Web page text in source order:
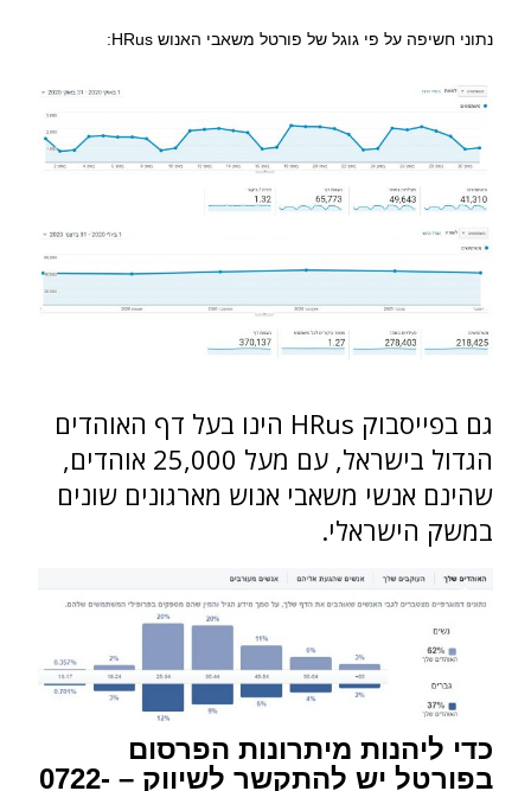
נתוני חשיפה על פי גוגל של פורטל משאבי האנוש HRus:
גם בפייסבוק HRus הינו בעל דף האוהדים
הגדול בישראל, עם מעל 25,000 אוהדים,
שהינם אנשי משאבי אנוש מארגונים שונים
במשק הישראלי.
כדי ליהנות מיתרונות הפרסום
בפורטל יש להתקשר לשיווק – 0722-